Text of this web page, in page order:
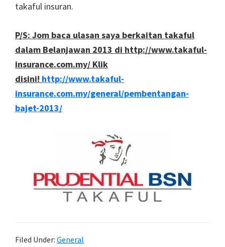
takaful insuran.
P/S: Jom baca ulasan saya berkaitan takaful
dalam Belanjawan 2013 di http://www.takaful-
insurance.com.my/ Klik
disini! http://www.takaful-
insurance.com.my/general/pembentangan-
bajet-2013/
Filed Under: General